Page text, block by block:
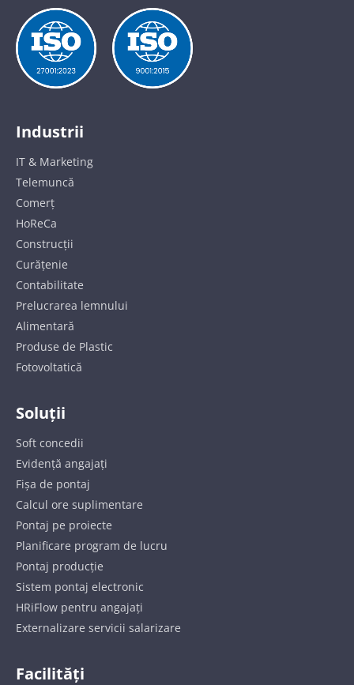
Industrii
IT & Marketing
Telemuncă
Comerț
HoReCa
Construcții
Curățenie
Contabilitate
Prelucrarea lemnului
Alimentară
Produse de Plastic
Fotovoltatică
Soluții
Soft concedii
Evidență angajați
Fișa de pontaj
Calcul ore suplimentare
Pontaj pe proiecte
Planificare program de lucru
Pontaj producție
Sistem pontaj electronic
HRiFlow pentru angajați
Externalizare servicii salarizare
Facilități